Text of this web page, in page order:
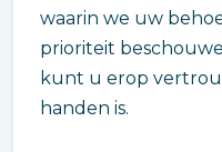
waarin we uw
prioriteit
kunt u erop
handen is.